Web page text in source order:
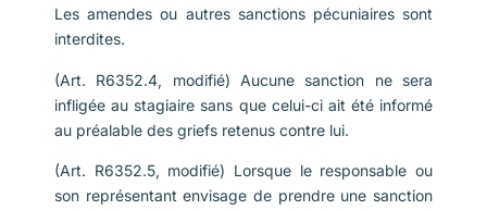
Les amendes ou autres sanctions pécuniaires sont
interdites.
(Art. R6352.4, modifié) Aucune sanction ne sera
infligée au stagiaire sans que celui-ci ait été informé
au préalable des griefs retenus contre lui.
(Art. R6352.5, modifié) Lorsque le responsable ou
son représentant envisage de prendre une sanction